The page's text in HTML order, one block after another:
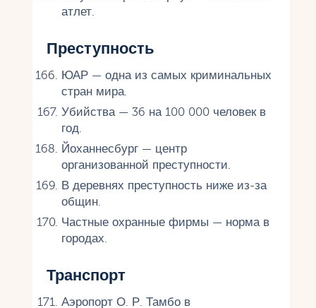
атлет.
Преступность
ЮАР — одна из самых криминальных
стран мира.
Убийства — 36 на 100 000 человек в
год.
Йоханнесбург — центр
организованной преступности.
В деревнях преступность ниже из-за
общин.
Частные охранные фирмы — норма в
городах.
Транспорт
Аэропорт О. Р. Тамбо в